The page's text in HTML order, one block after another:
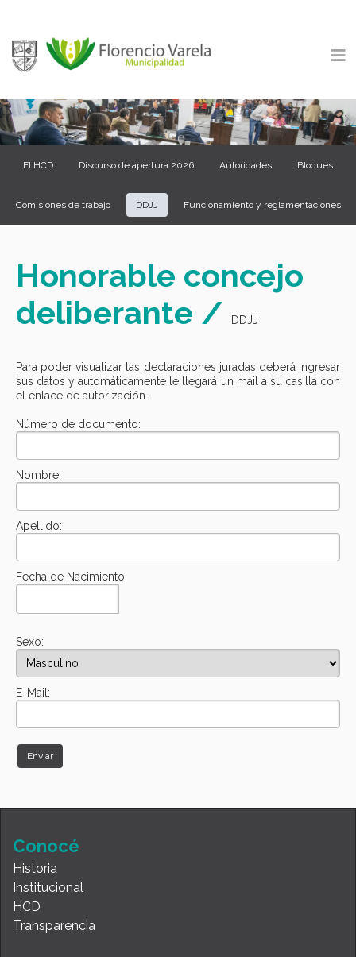
El HCD Discurso de apertura 2026 Autoridades Bloques
Comisiones de trabajo DDJJ Funcionamiento y reglamentaciones
Honorable concejo
deliberante /
DDJJ
Para poder visualizar las declaraciones juradas deberá ingresar
sus datos y automáticamente le llegará un mail a su casilla con
el enlace de autorización.
Número de documento:
Nombre:
Apellido:
Fecha de Nacimiento:
Sexo:
E-Mail:
Conocé
Historia
Institucional
HCD
Transparencia